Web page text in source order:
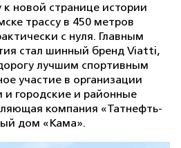
к новой странице истории
трассу в 450 метров
с нуля. Главным
стал шинный бренд Viatti,
лучшим спортивным
участие в организации
и городские и районные
компания «Татнефть-
дом «Кама».